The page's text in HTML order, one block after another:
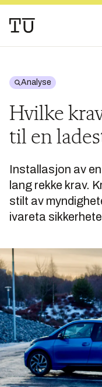
Analyse
Hvilke
til en
Installasjon av
lang rekke krav.
stilt av
ivareta